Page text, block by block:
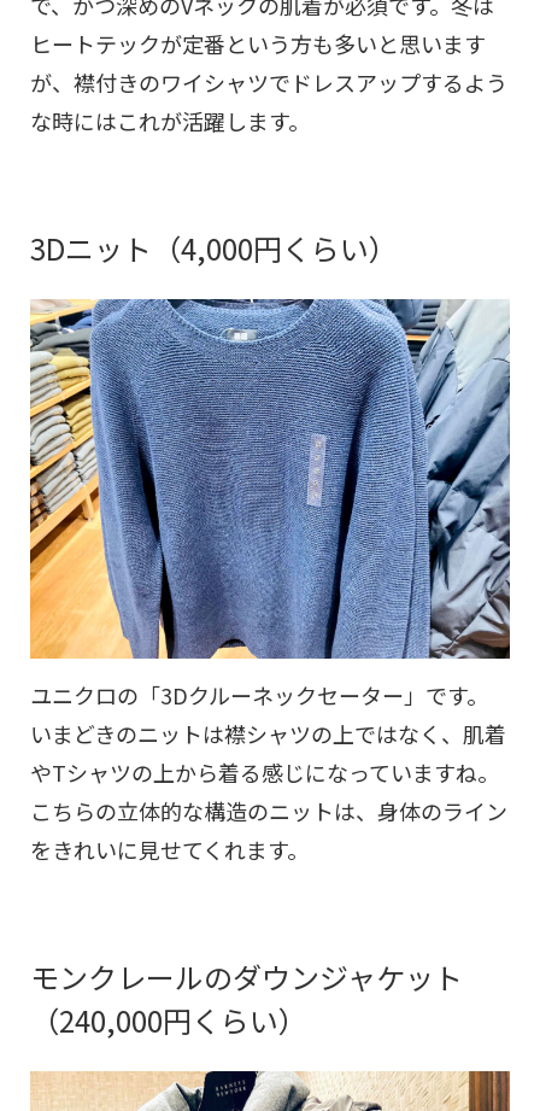
ヒートテックが定番という方も多いと思います
が、襟付きのワイシャツでドレスアップするよう
な時にはこれが活躍します。
3Dニット（4,000円くらい）
ユニクロの「3Dクルーネックセーター」です。
いまどきのニットは襟シャツの上ではなく、肌着
やTシャツの上から着る感じになっていますね。
こちらの立体的な構造のニットは、身体のライン
をきれいに見せてくれます。
モンクレールのダウンジャケット
（240,000円くらい）